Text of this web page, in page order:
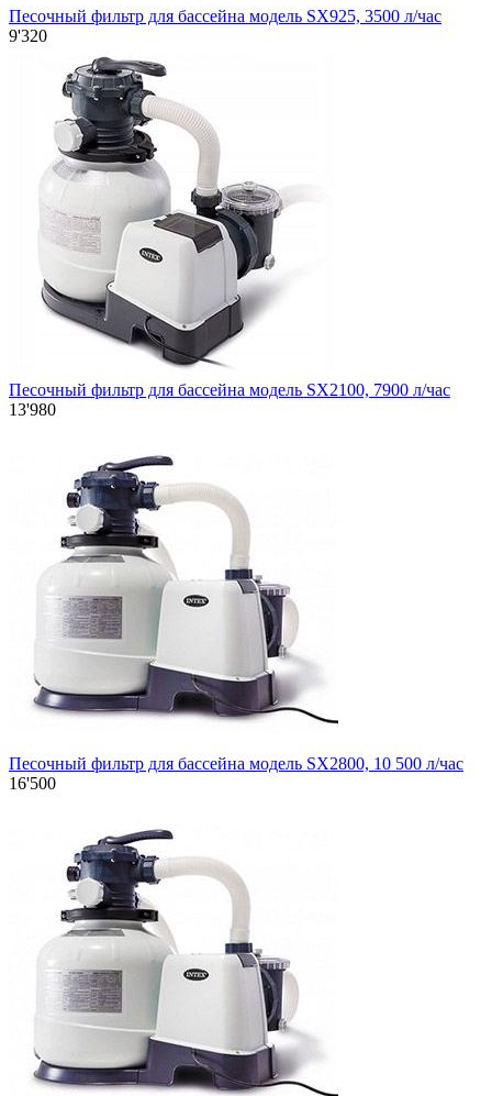
Песочный фильтр для бассейна модель SX925, 3500 л/час
9'320
Песочный фильтр для бассейна модель SX2100, 7900 л/час
13'980
Песочный фильтр для бассейна модель SX2800, 10 500 л/час
16'500